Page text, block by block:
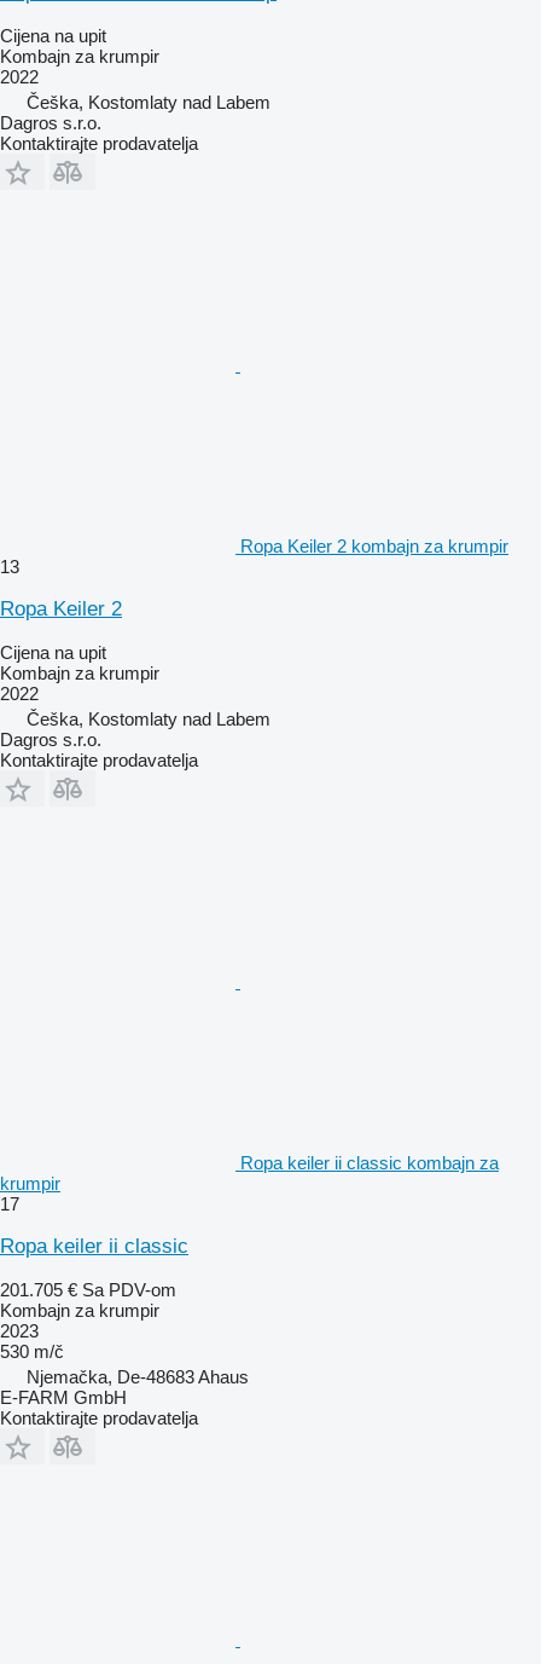
Cijena na upit
Kombajn za krumpir
2022
Češka, Kostomlaty nad Labem
Dagros s.r.o.
Kontaktirajte prodavatelja
Ropa Keiler 2 kombajn za krumpir
13
Ropa Keiler 2
Cijena na upit
Kombajn za krumpir
2022
Češka, Kostomlaty nad Labem
Dagros s.r.o.
Kontaktirajte prodavatelja
Ropa keiler ii classic kombajn za
krumpir
17
Ropa keiler ii classic
201.705 € Sa PDV-om
Kombajn za krumpir
2023
530 m/č
Njemačka, De-48683 Ahaus
E-FARM GmbH
Kontaktirajte prodavatelja